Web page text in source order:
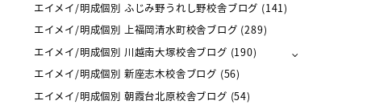
エイメイ/明成個別 ふじみ野うれし野校舎ブログ (141)
エイメイ/明成個別 上福岡清水町校舎ブログ (289)
エイメイ/明成個別 川越南大塚校舎ブログ (190)
エイメイ/明成個別 新座志木校舎ブログ (56)
エイメイ/明成個別 朝霞台北原校舎ブログ (54)